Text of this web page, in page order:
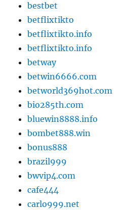
bestbet
betflixtikto
betflixtikto.info
betflixtikto.info
betway
betwin6666.com
betworld369hot.com
bio285th.com
bluewin8888.info
bombet888.win
bonus888
brazil999
bwvip4.com
cafe444
carlo999.net